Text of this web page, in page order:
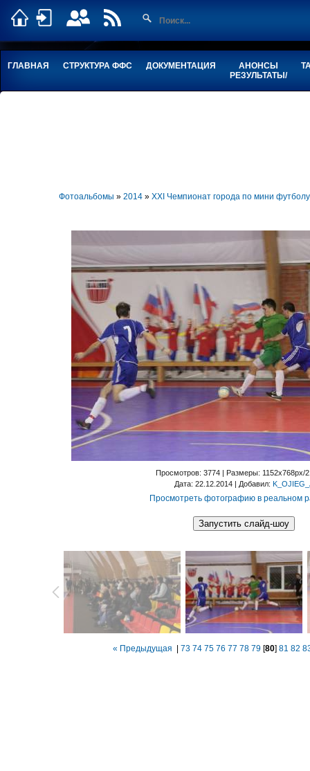
ГЛАВНАЯ СТРУКТУРА ФФС ДОКУМЕНТАЦИЯ
АНОНСЫ
РЕЗУЛЬТАТЫ/
Фотоальбомы » 2014» XXI Чемпионат города по мини
Просмотров: 3774 | Размеры: 1152x768px/
Дата: 22.12.2014 | Добавил:
Просмотреть фотографию в реальном
« Предыдущая 73 74 75 76 77 78 79 [80] 81 82